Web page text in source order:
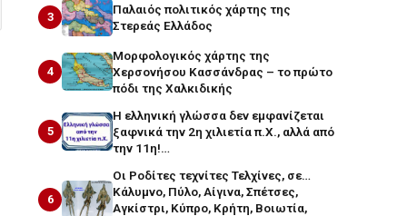
3
Παλαιός πολιτικός χάρτης της
Στερεάς Ελλάδος
4
Μορφολογικός χάρτης της
Χερσονήσου Κασσάνδρας – το πρώτο
πόδι της Χαλκιδικής
5
Η ελληνική γλώσσα δεν εμφανίζεται
ξαφνικά την 2η χιλιετία π.Χ., αλλά από
την 11η!…
6
Οι Ροδίτες τεχνίτες Τελχίνες, σε…
Κάλυμνο, Πύλο, Αίγινα, Σπέτσες,
Αγκίστρι, Κύπρο, Κρήτη, Βοιωτία,